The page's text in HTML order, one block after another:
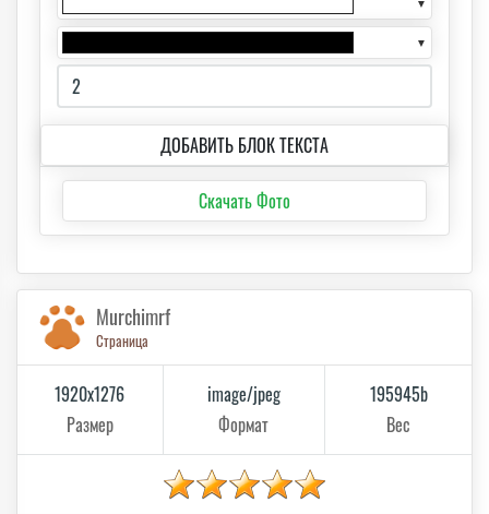
▼
ДОБАВИТЬ БЛОК ТЕКСТА
Скачать Фото
Murchimrf
Страница
1920x1276
Размер
image/jpeg
Формат
195945b
Вес